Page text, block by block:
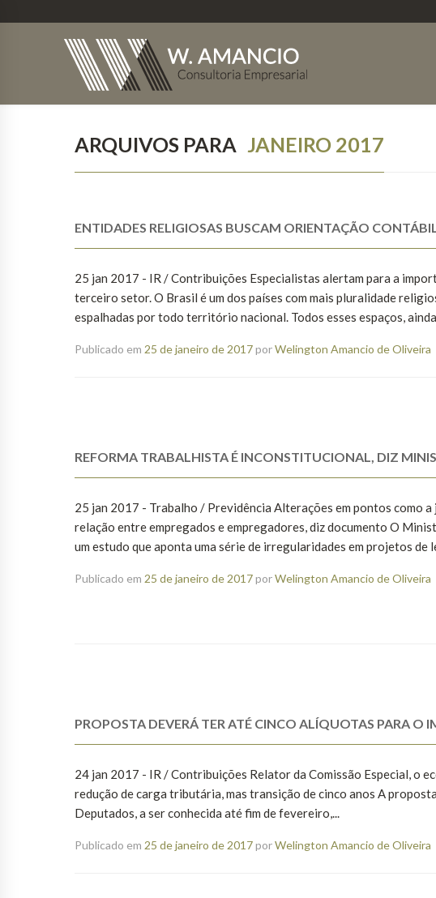
ARQUIVOS PARA JANEIRO 2017
ENTIDADES RELIGIOSAS BUSCAM ORIENTAÇÃO
25 jan 2017 - IR / Contribuições Especialistas alertam para a
terceiro setor. O Brasil é um dos países com mais pluralidade
espalhadas por todo território nacional. Todos esses espaços, ainda
Publicado em 25 de janeiro de 2017porWelington Amancio de Oliveira
REFORMA TRABALHISTA É INCONSTITUCIONAL, DIZ
25 jan 2017 - Trabalho / Previdência Alterações em pontos como
relação entre empregados e empregadores, diz documento O
um estudo que aponta uma série de irregularidades em projetos de
Publicado em 25 de janeiro de 2017porWelington Amancio de Oliveira
PROPOSTA DEVERÁ TER ATÉ CINCO ALÍQUOTAS PARA O
24 jan 2017 - IR / Contribuições Relator da Comissão Especial, o
redução de carga tributária, mas transição de cinco anos A
Deputados, a ser conhecida até fim de fevereiro,...
Publicado em 25 de janeiro de 2017porWelington Amancio de Oliveira